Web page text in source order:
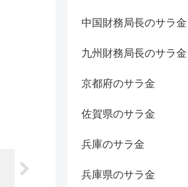
中国財務局長のサラ金
九州財務局長のサラ金
京都府のサラ金
佐賀県のサラ金
兵庫のサラ金
兵庫県のサラ金